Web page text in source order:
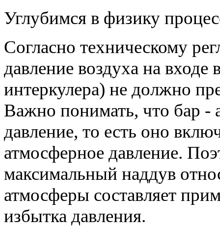
Углубимся в физику
Согласно техническому
давление воздуха на входе
интеркулера) не должно
Важно понимать, что бар -
давление, то есть оно
атмосферное давление.
максимальный наддув
атмосферы составляет
избытка давления.